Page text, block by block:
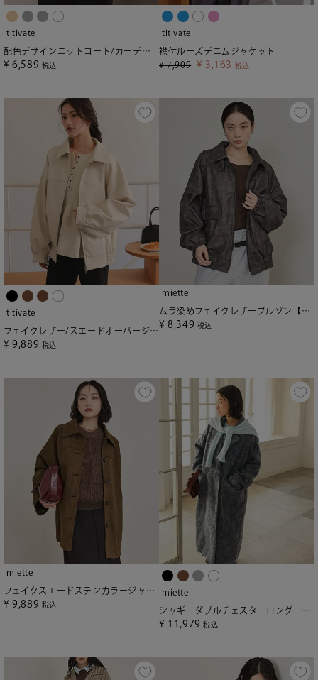
titivate
配色デザインニットコート/カーディガン
¥ 6,589 税込
titivate
襟付ルーズデニムジャケット
¥ 7,909 ¥ 3,163 税込
titivate
フェイクレザー/スエードオーバージャケット
¥ 9,889 税込
miette
ムラ染めフェイクレザーブルゾン【miette ミエット】
¥ 8,349 税込
miette
フェイクスエードステンカラージャケット【miette ミエット】
¥ 9,889 税込
miette
シャギーダブルチェスターロングコート【miette ミエット】
¥ 11,979 税込